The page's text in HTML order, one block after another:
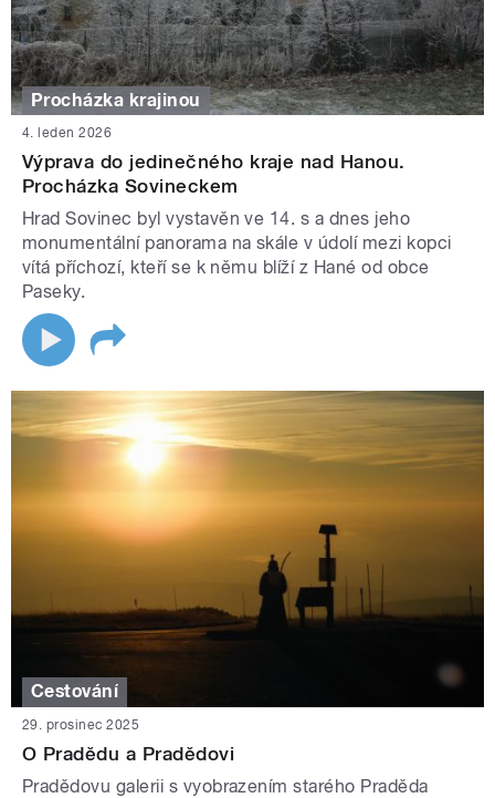
Procházka krajinou
4. leden 2026
Výprava do jedinečného kraje nad Hanou.
Procházka Sovineckem
Hrad Sovinec byl vystavěn ve 14. s a dnes jeho
monumentální panorama na skále v údolí mezi kopci
vítá příchozí, kteří se k němu blíží z Hané od obce
Paseky.
Cestování
29. prosinec 2025
O Pradědu a Pradědovi
Pradědovu galerii s vyobrazením starého Praděda